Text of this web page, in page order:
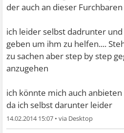
der auch an dieser
ich leider selbst dadrunter
geben um ihm zu helfen....
zu sachen aber step by step
anzugehen
ich könnte mich auch
da ich selbst darunter leider
14.02.2014 15:07 •